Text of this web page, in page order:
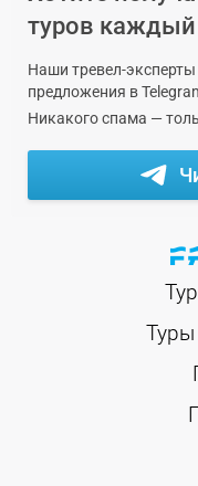
туров каждый
Наши тревел-
предложения в
Никакого спама —
Туры